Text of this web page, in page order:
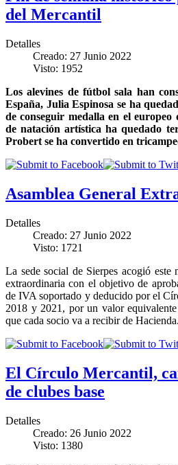
del Mercantil
Detalles
Creado: 27 Junio 2022
Visto: 1952
Los alevines de fútbol sala han
España, Julia Espinosa se ha
de conseguir medalla en el
de natación artística ha quedado
Probert se ha convertido en
Asamblea General
Detalles
Creado: 27 Junio 2022
Visto: 1721
La sede social de Sierpes acogió este
extraordinaria con el objetivo de
de IVA soportado y deducido por el
2018 y 2021, por un valor
que cada socio va a recibir de Hacienda.
El Círculo Mercantil,
de clubes base
Detalles
Creado: 26 Junio 2022
Visto: 1380